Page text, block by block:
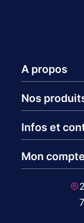
A propos
Nos
Infos et
Mon compte